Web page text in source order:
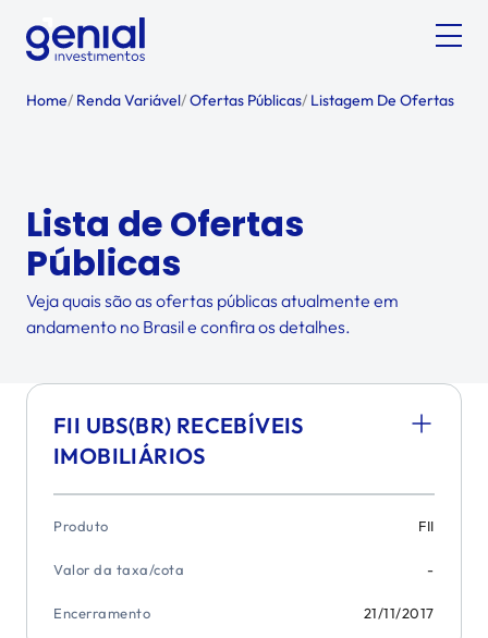
Home/ Renda Variável/Ofertas Públicas/ Listagem De Ofertas
Lista de Ofertas
Públicas
Veja quais são as ofertas públicas atualmente em
andamento no Brasil e confira os detalhes.
FII UBS(BR) RECEBÍVEIS
IMOBILIÁRIOS
Produto FII
Valor da taxa/cota -
Encerramento 21/11/2017